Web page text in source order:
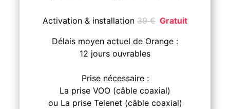
Activation & installation 39€ Gratuit
Délais moyen actuel de Orange :
12 jours ouvrables
Prise nécessaire :
La prise VOO (câble coaxial)
ou La prise Telenet (câble coaxial)